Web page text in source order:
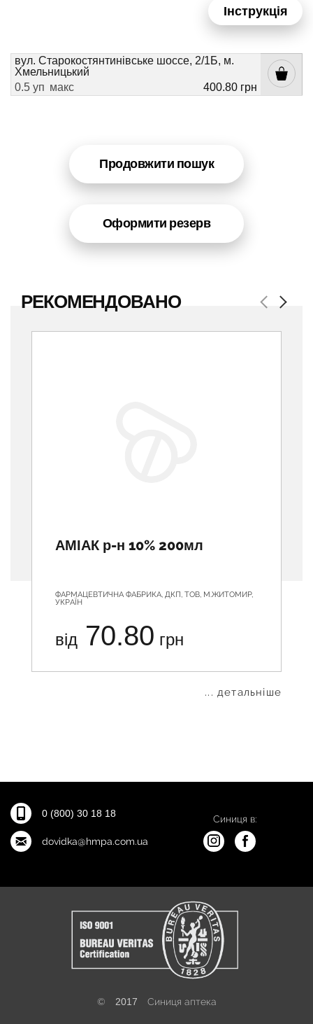
Інструкція
вул. Старокостянтинівське шоссе, 2/1Б, м.
Хмельницький
0.5 уп макс 400.80 грн
Продовжити пошук
Оформити резерв
РЕКОМЕНДОВАНО Previous
АМІАК р-н 10% 200мл
ФАРМАЦЕВТИЧНА ФАБРИКА, ДКП, ТОВ, М.ЖИТОМИР,
УКРАЇН
від 70.80 грн
... детальніше
Next
0 (800) 30 18 18
dovidka@hmpa.com.ua
Синиця в:
© 2017 Синиця аптека